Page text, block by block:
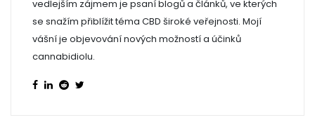
vedlejším zájmem je psaní blogů a článků, ve kterých
se snažím přiblížit téma CBD široké veřejnosti. Mojí
vášní je objevování nových možností a účinků
cannabidiolu.